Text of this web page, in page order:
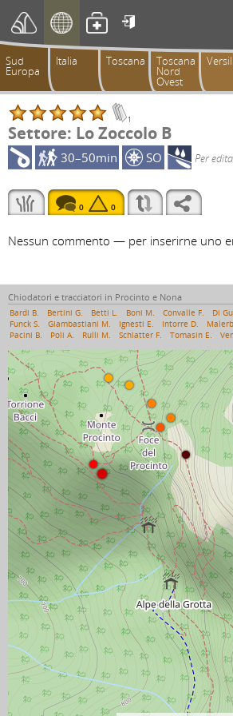

Sud
Europa
Italia Toscana Toscana
Nord
Ovest
1
Settore: Lo Zoccolo B
30–50min
SO Per
0 0
Nessun commento — per inserirne uno
Chiodatori e tracciatori in Procinto e Nona
Bardi B. Bertini G. Betti L. Boni M. Convalle F. Di
Funck S.
Giambastiani M. Ignesti E. Intorre D.
Pacini B.
Poli A. Rulli M. Schlatter F. Tomasin E.